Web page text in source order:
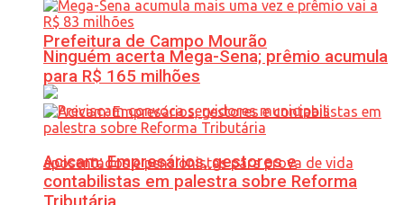
Prefeitura de Campo Mourão
Ninguém acerta Mega-Sena; prêmio acumula
para R$ 165 milhões
Acicam: Empresários, gestores e
contabilistas em palestra sobre Reforma